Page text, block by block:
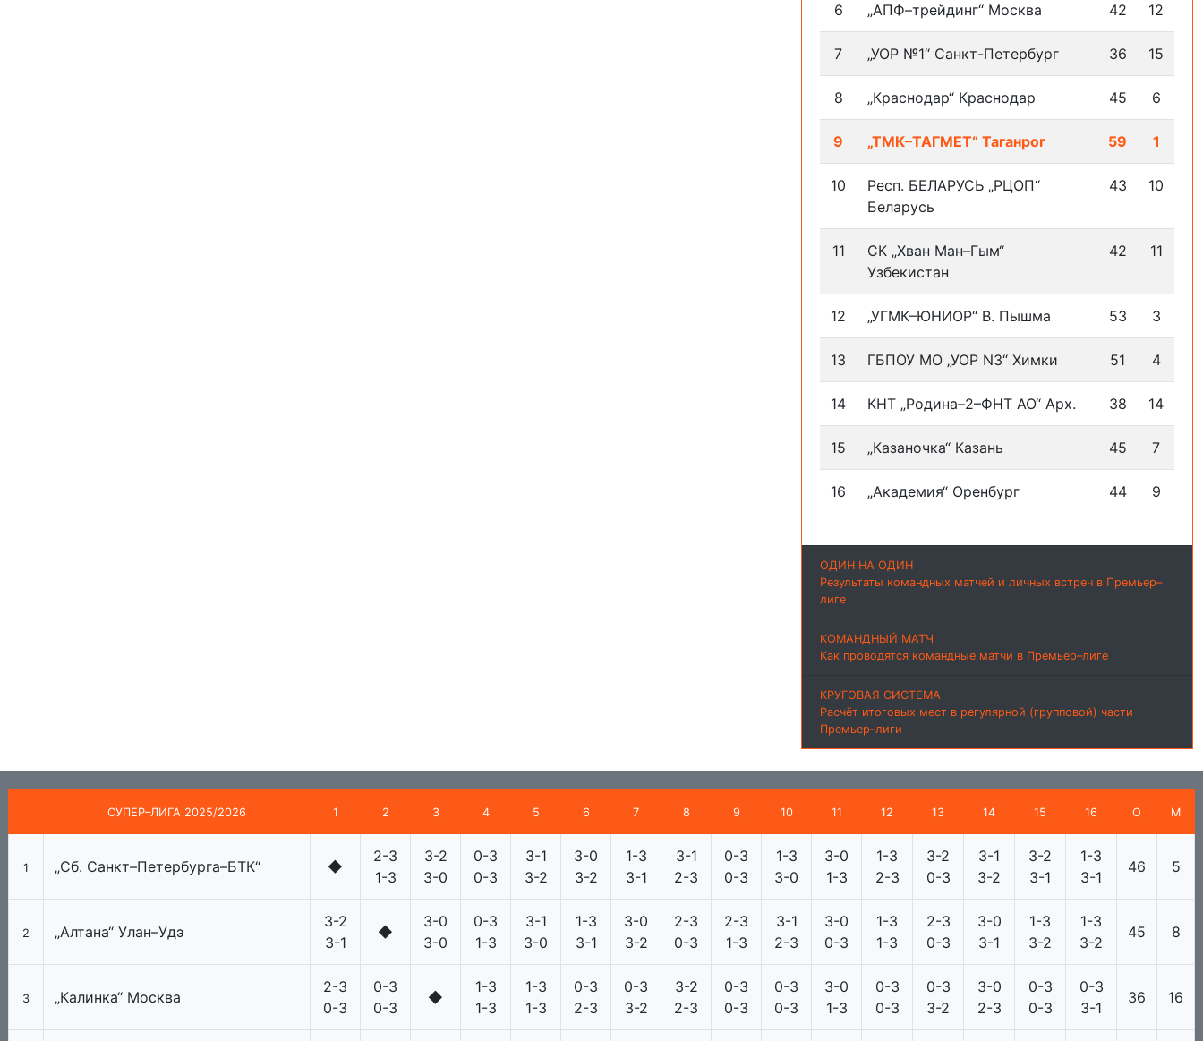
6 „АПФ–трейдинг“ Москва 42 12
7 „УОР №1“ Санкт-Петербург 36 15
8 „Краснодар“ Краснодар 45 6
9 „ТМК–ТАГМЕТ“ Таганрог 59 1
10
Респ. БЕЛАРУСЬ „РЦОП“
Беларусь
43 10
11
СК „Хван Ман–Гым“
Узбекистан
42 11
12 „УГМК–ЮНИОР“ В. Пышма 53 3
13 ГБПОУ МО „УОР N3“ Химки 51 4
14 КНТ „Родина–2–ФНТ АО“ Арх. 38 14
15 „Казаночка“ Казань 45 7
16 „Академия“ Оренбург 44 9
ОДИН НА ОДИН
Результаты командных матчей и личных встреч в Премьер–
лиге
КОМАНДНЫЙ МАТЧ
Как проводятся командные матчи в Премьер–лиге
КРУГОВАЯ СИСТЕМА
Расчёт итоговых мест в регулярной (групповой) части
Премьер–лиги
СУПЕР–ЛИГА 2025/2026 1 2 3 4 5 6 7 8 9 10 11 12 13 14 15 16 О М
1 „Сб. Санкт–Петербурга–БТК“ ◆
2-3
1-3
3-2
3-0
0-3
0-3
3-1
3-2
3-0
3-2
1-3
3-1
3-1
2-3
0-3
0-3
1-3
3-0
3-0
1-3
1-3
2-3
3-2
0-3
3-1
3-2
3-2
3-1
1-3
3-1
46 5
2 „Алтана“ Улан–Удэ
3-2
3-1
◆
3-0
3-0
0-3
1-3
3-1
3-0
1-3
3-1
3-0
3-2
2-3
0-3
2-3
1-3
3-1
2-3
3-0
0-3
1-3
1-3
2-3
0-3
3-0
3-1
1-3
3-2
1-3
3-2
45 8
3 „Калинка“ Москва
2-3
0-3
0-3
0-3
◆
1-3
1-3
1-3
1-3
0-3
2-3
0-3
3-2
3-2
2-3
0-3
0-3
0-3
0-3
3-0
1-3
0-3
0-3
0-3
3-2
3-0
2-3
0-3
0-3
0-3
3-1
36 16